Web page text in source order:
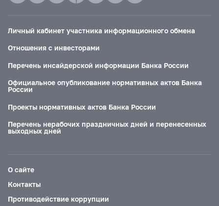
Личный кабинет участника информационного обмена
Отношения с инвесторами
Перечень инсайдерской информации Банка России
Официальное опубликование нормативных актов Банка
России
Проекты нормативных актов Банка России
Перечень нерабочих праздничных дней и перенесенных
выходных дней
О сайте
Контакты
Противодействие коррупции